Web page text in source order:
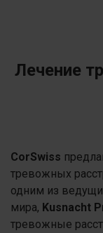
Лечение
CorSwiss
тревожных
одним из
мира, Kusnacht
тревожные